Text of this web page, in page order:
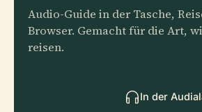
Audio-Guide in der Tasche,
Browser. Gemacht für die Art,
reisen.
In der